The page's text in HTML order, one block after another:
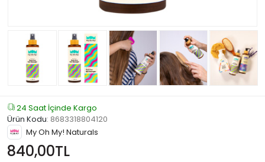
24 Saat İçinde Kargo
Ürün Kodu: 8683318804120
My Oh My! Naturals
840,00TL